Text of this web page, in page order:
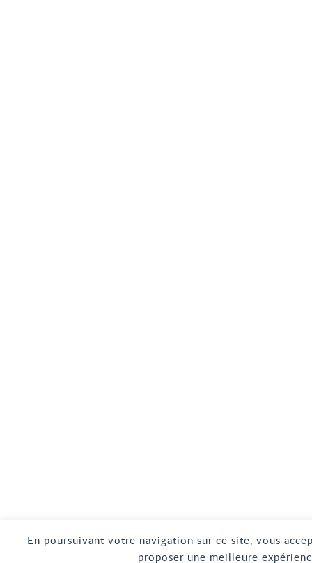
En poursuivant votre navigation sur ce site, vous
proposer une meilleure